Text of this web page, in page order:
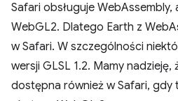
Safari obsługuje WebAssembly,
WebGL2. Dlatego Earth z
w Safari. W szczególności
wersji GLSL 1.2. Mamy nadzieję,
dostępna również w Safari, gdy